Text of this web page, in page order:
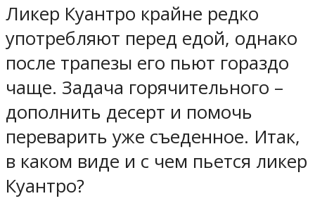
Ликер Куантро крайне редко
употребляют перед едой, однако
после трапезы его пьют гораздо
чаще. Задача горячительного –
дополнить десерт и помочь
переварить уже съеденное. Итак,
в каком виде и с чем пьется ликер
Куантро?